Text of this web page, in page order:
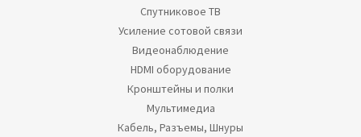
Спутниковое ТВ
Усиление сотовой связи
Видеонаблюдение
HDMI оборудование
Кронштейны и полки
Мультимедиа
Кабель, Разъемы, Шнуры